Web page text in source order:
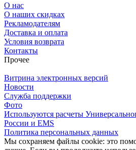
О нас
О наших скидках
Рекламодателям
Доставка и оплата
Условия возврата
Контакты
Прочее
Витрина электронных версий
Новости
Служба поддержки
Фото
Используются расчеты
России и EMS
Политика персональных данных
Мы сохраняем файлы cookie: это